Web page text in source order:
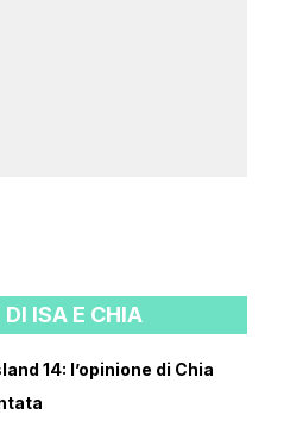
ISA E CHIA
14: l’opinione di Chia